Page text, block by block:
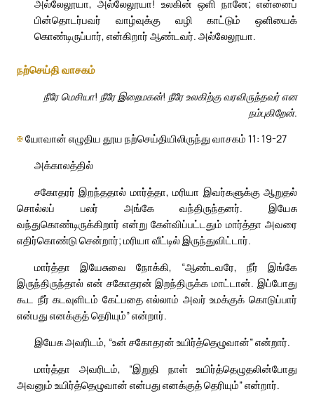
அல்லேலூயா, அல்லேலூயா! உலகின் ஒளி நானே; என்னைப்
பின்தொடர்பவர் வாழ்வுக்கு வழி காட்டும் ஒளியைக்
கொண்டிருப்பார், என்கிறார் ஆண்டவர். அல்லேலூயா.
நற்செய்தி வாசகம்
நீரே மெசியா! நீரே இறைமகன்! நீரே உலகிற்கு வரவிருந்தவர் என
நம்புகிறேன்.
✠யோவான் எழுதிய தூய நற்செய்தியிலிருந்து வாசகம் 11: 19-27
அக்காலத்தில்
சகோதரர் இறந்ததால் மார்த்தா, மரியா இவர்களுக்கு ஆறுதல்
சொல்லப் பலர் அங்கே வந்திருந்தனர். இயேசு
வந்துகொண்டிருக்கிறார் என்று கேள்விப்பட்டதும் மார்த்தா அவரை
எதிர்கொண்டு சென்றார்; மரியா வீட்டில் இருந்துவிட்டார்.
மார்த்தா இயேசுவை நோக்கி, “ஆண்டவரே, நீர் இங்கே
இருந்திருந்தால் என் சகோதரன் இறந்திருக்க மாட்டான். இப்போது
கூட நீர் கடவுளிடம் கேட்பதை எல்லாம் அவர் உமக்குக் கொடுப்பார்
என்பது எனக்குத் தெரியும்” என்றார்.
இயேசு அவரிடம், “உன் சகோதரன் உயிர்த்தெழுவான்” என்றார்.
மார்த்தா அவரிடம், “இறுதி நாள் உயிர்த்தெழுதலின்போது
அவனும் உயிர்த்தெழுவான் என்பது எனக்குத் தெரியும்” என்றார்.